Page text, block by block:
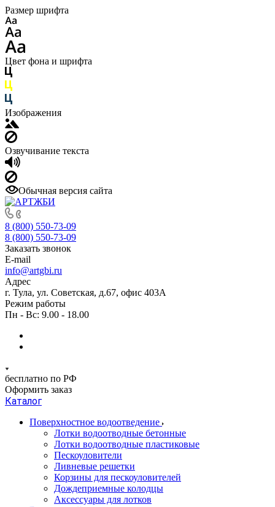
Размер шрифта
Цвет фона и шрифта
Изображения
Озвучивание текста
Обычная версия сайта
8 (800) 550-73-09
8 (800) 550-73-09
Заказать звонок
E-mail
info@artgbi.ru
Адрес
г. Тула, ул. Советская, д.67, офис 403А
Режим работы
Пн - Вс: 9.00 - 18.00
бесплатно по РФ
Оформить заказ
Каталог
Поверхностное водоотведение
Лотки водоотводные бетонные
Лотки водоотводные пластиковые
Пескоуловители
Ливневые решетки
Корзины для пескоуловителей
Дождеприемные колодцы
Аксессуары для лотков